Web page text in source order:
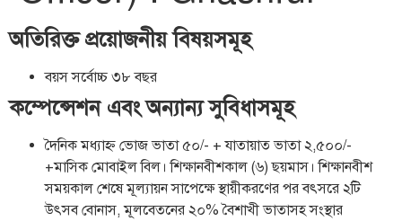
অতিরিক্ত প্রয়োজনীয় বিষয়সমূহ
বয়স সর্বোচ্চ ৩৮ বছর
কম্পেন্সেশন এবং অন্যান্য সুবিধাসমূহ
দৈনিক মধ্যাহ্ন ভোজ ভাতা ৫০/- + যাতায়াত ভাতা ২,৫০০/-
+মাসিক মোবাইল বিল। শিক্ষানবীশকাল (৬) ছয়মাস। শিক্ষানবীশ
সময়কাল শেষে মূল্যায়ন সাপেক্ষে স্থায়ীকরণের পর বৎসরে ২টি
উৎসব বোনাস, মূলবেতনের ২০% বৈশাখী ভাতাসহ সংস্থার